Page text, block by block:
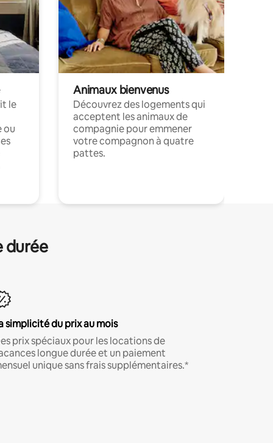
le
ou
Animaux bienvenus
Découvrez des logements qui
acceptent les animaux de
compagnie pour emmener
votre compagnon à quatre
pattes.
durée
simplicité du prix au mois
prix spéciaux pour les locations de
longue durée et un paiement
unique sans frais supplémentaires.*